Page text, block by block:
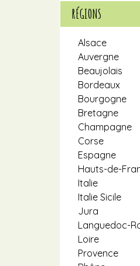
RÉGIONS
Alsace
Auvergne
Beaujolais
Bordeaux
Bourgogne
Bretagne
Champagne
Corse
Espagne
Hauts-de-
Italie
Italie Sicile
Jura
Languedoc-
Loire
Provence